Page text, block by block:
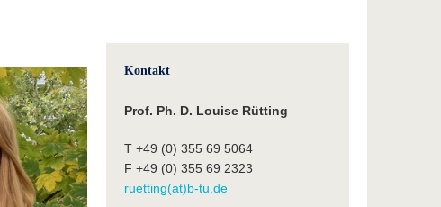
Kontakt
Prof. Ph. D. Louise Rütting
T +49 (0) 355 69 5064
F +49 (0) 355 69 2323
ruetting(at)b-tu.de